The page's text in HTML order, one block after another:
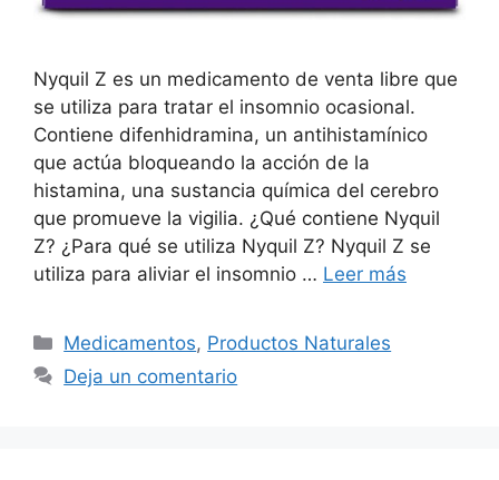
Nyquil Z es un medicamento de venta libre que
se utiliza para tratar el insomnio ocasional.
Contiene difenhidramina, un antihistamínico
que actúa bloqueando la acción de la
histamina, una sustancia química del cerebro
que promueve la vigilia. ¿Qué contiene Nyquil
Z? ¿Para qué se utiliza Nyquil Z? Nyquil Z se
utiliza para aliviar el insomnio … Leer más
Categorías
Medicamentos, Productos Naturales
Deja un comentario